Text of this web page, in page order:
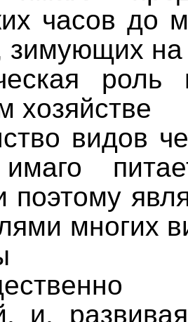
часов до
зимующих на
хозяйстве
видов
поэтому
многих
и,